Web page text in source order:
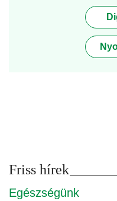
Friss hírek
Egészségünk